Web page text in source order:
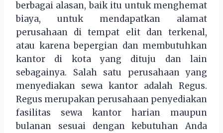
berbagai alasan, baik itu untuk menghemat
biaya, untuk mendapatkan alamat
perusahaan di tempat elit dan terkenal,
atau karena bepergian dan membutuhkan
kantor di kota yang dituju dan lain
sebagainya. Salah satu perusahaan yang
menyediakan sewa kantor adalah Regus.
Regus merupakan perusahaan penyediakan
fasilitas sewa kantor harian maupun
bulanan sesuai dengan kebutuhan Anda